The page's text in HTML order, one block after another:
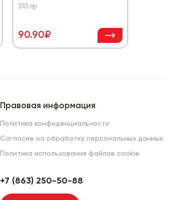
310 гр
90.90₽
Правовая информация
Политика конфиденциальности
Согласие на обработку персональных данных
Политика использования файлов cookie
+7 (863) 250-50-88